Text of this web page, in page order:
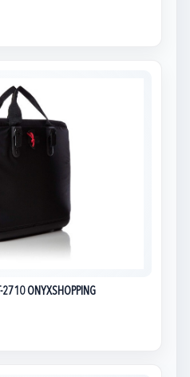
2710 ONYXSHOPPING